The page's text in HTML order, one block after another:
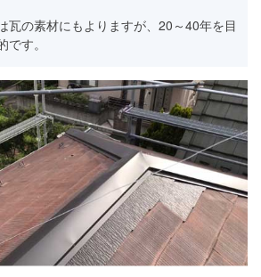
瓦の素材にもよりますが、20～40年を目
す。